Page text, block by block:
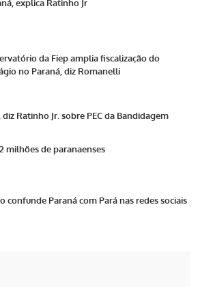
explica Ratinho Jr
da Fiep amplia fiscalização do
no Paraná, diz Romanelli
diz Ratinho Jr. sobre PEC da Bandidagem
milhões de paranaenses
confunde Paraná com Pará nas redes sociais